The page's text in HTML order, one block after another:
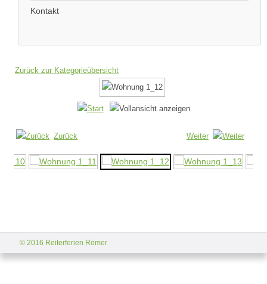
Kontakt
Zurück zur Kategorieübersicht
Zurück Weiter
© 2016 Reiterferien Römer